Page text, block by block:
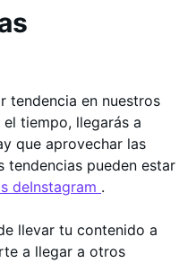
tendencia en nuestros
tiempo, llegarás a
que aprovechar las
tendencias pueden estar
deInstagram .
llevar tu contenido a
a llegar a otros